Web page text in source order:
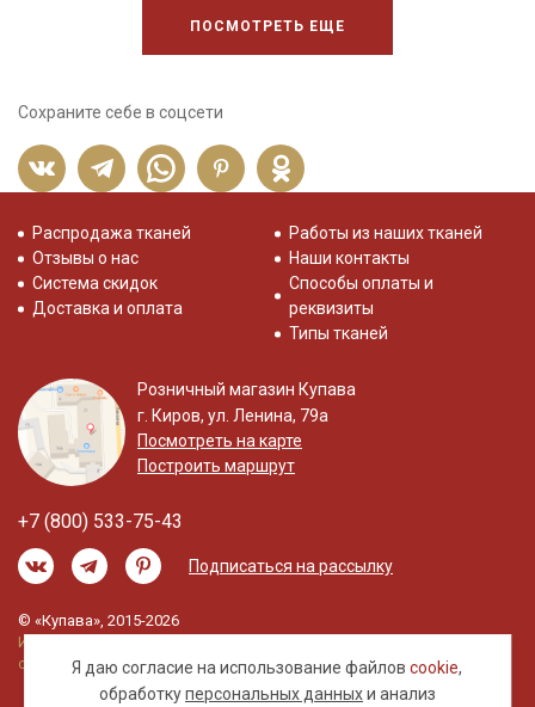
ПОСМОТРЕТЬ ЕЩЕ
Сохраните себе в соцсети
Я даю согласие на использование файловcookie,
обработкуперсональных данныхи анализ
Распродажа тканей
Отзывы о нас
Система скидок
Доставка и оплата
Работы из наших тканей
Наши контакты
Способы оплаты и
реквизиты
Типы тканей
Розничный магазин Купава
г. Киров, ул. Ленина, 79а
Посмотреть на карте
Построить маршрут
+7 (800) 533-75-43
Подписаться на рассылку
© «Купава», 2015-2026
Информация на сайте не является публичной
офертой.